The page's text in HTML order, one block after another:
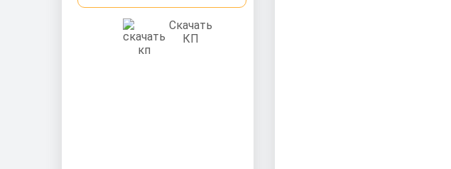
Скачать
КП